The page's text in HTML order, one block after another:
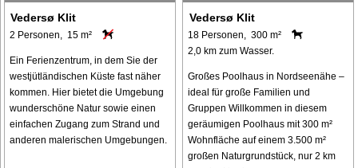
Vedersø Klit
2 Personen, 15 m²
Ein Ferienzentrum, in dem Sie der
westjütländischen Küste fast näher
kommen. Hier bietet die Umgebung
wunderschöne Natur sowie einen
einfachen Zugang zum Strand und
anderen malerischen Umgebungen.
Vedersø Klit
18 Personen, 300 m²
2,0 km zum Wasser.
Großes Poolhaus in Nordseenähe –
ideal für große Familien und
Gruppen Willkommen in diesem
geräumigen Poolhaus mit 300 m²
Wohnfläche auf einem 3.500 m²
großen Naturgrundstück, nur 2 km